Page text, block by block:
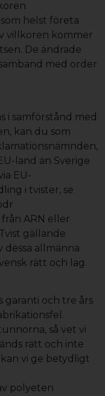
helst företa
villkoren kommer
De ändrade
med order
i samförstånd med
kan du som
land än Sverige
EU-
i tvister, se
ARN eller
gällande
allmänna
rätt och lag.
garanti och tre års
så vet vi
rätt och inte
vi ge betydligt
polyeten